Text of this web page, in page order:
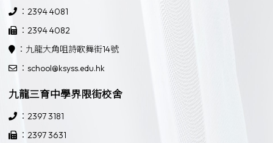
：2394 4081
：2394 4082
：九龍大角咀詩歌舞街14號
：school@ksyss.edu.hk
九龍三育中學界限街校舍
：2397 3181
：2397 3631